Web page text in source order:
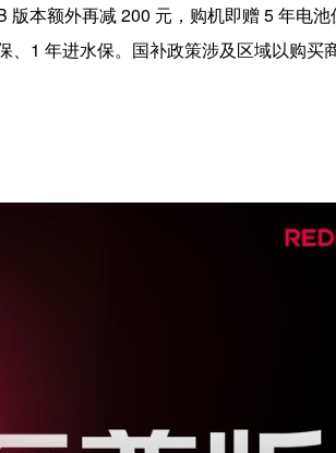
本额外再减 200 元，购机即赠 5 年电
1 年进水保。国补政策涉及区域以购买